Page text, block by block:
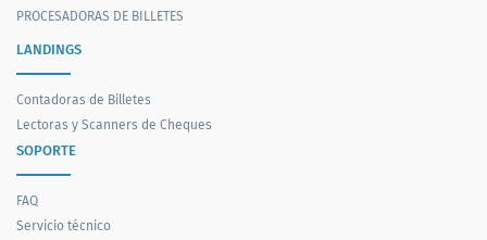
PROCESADORAS DE BILLETES
LANDINGS
Contadoras de Billetes
Lectoras y Scanners de Cheques
SOPORTE
FAQ
Servicio técnico